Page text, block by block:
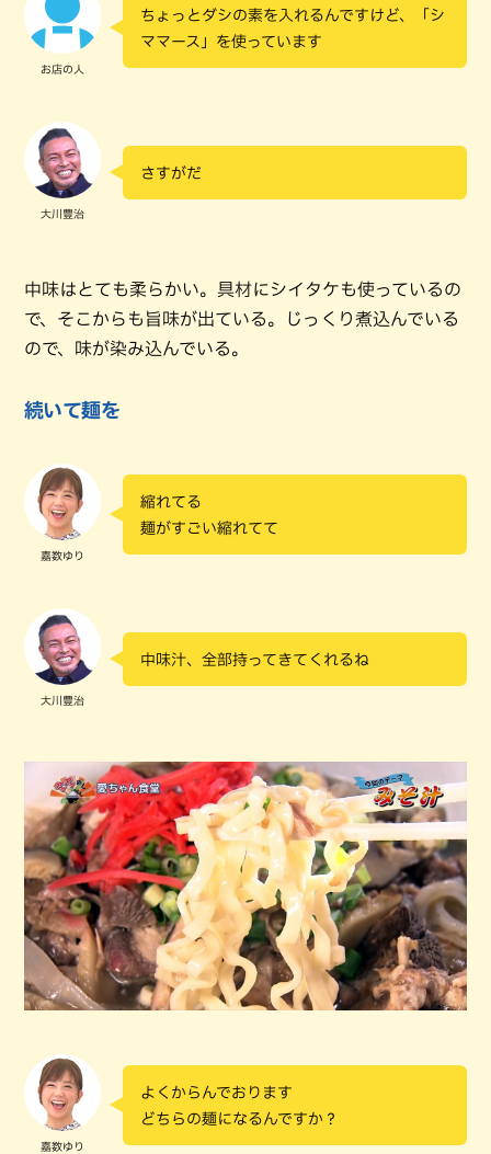
お店の人
ちょっとダシの素を入れるんですけど、「シ
ママース」を使っています
大川豊治
さすがだ
中味はとても柔らかい。具材にシイタケも使っているの
で、そこからも旨味が出ている。じっくり煮込んでいる
ので、味が染み込んでいる。
続いて麺を
嘉数ゆり
縮れてる
麺がすごい縮れてて
大川豊治
中味汁、全部持ってきてくれるね
嘉数ゆり
よくからんでおります
どちらの麺になるんですか？